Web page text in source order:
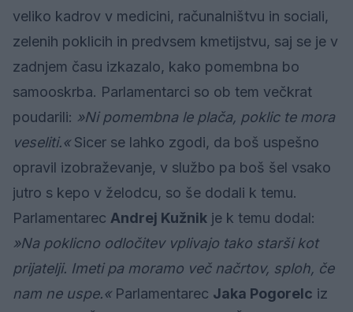
veliko kadrov v medicini, računalništvu in sociali,
zelenih poklicih in predvsem kmetijstvu, saj se je v
zadnjem času izkazalo, kako pomembna bo
samooskrba. Parlamentarci so ob tem večkrat
poudarili: »Ni pomembna le plača, poklic te mora
veseliti.«Sicer se lahko zgodi, da boš uspešno
opravil izobraževanje, v službo pa boš šel vsako
jutro s kepo v želodcu, so še dodali k temu.
Parlamentarec Andrej Kužnik je k temu dodal:
»Na poklicno odločitev vplivajo tako starši kot
prijatelji. Imeti pa moramo več načrtov, sploh, če
nam ne uspe.«Parlamentarec Jaka Pogorelc iz